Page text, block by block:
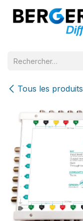
Se rendre au contenu
Tous les produits